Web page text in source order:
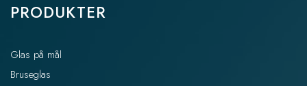
PRODUKTER
Glas på mål
Bruseglas